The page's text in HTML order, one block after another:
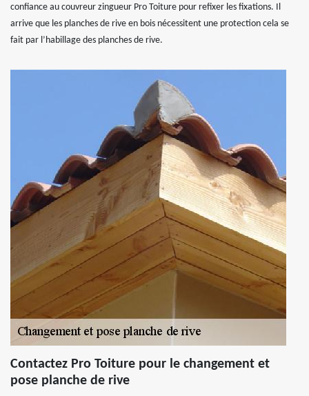
confiance au couvreur zingueur Pro Toiture pour refixer les fixations. Il
arrive que les planches de rive en bois nécessitent une protection cela se
fait par l’habillage des planches de rive.
Contactez Pro Toiture pour le changement et
pose planche de rive